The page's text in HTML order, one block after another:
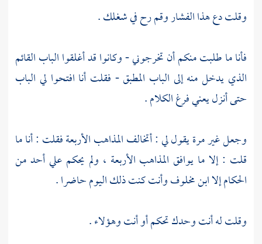
وقلت دع هذا الفشار وقم رح في شغلك .
فأنا ما طلبت منكم أن تخرجوني - وكانوا قد أغلقوا الباب القائم
الذي يدخل منه إلى الباب المطبق - فقلت أنا افتحوا لي الباب
حتى أنزل يعني فرغ الكلام .
وجعل غير مرة يقول لي : أتخالف المذاهب الأربعة فقلت : أنا ما
قلت : إلا ما يوافق المذاهب الأربعة ، ولم يحكم علي أحد من
الحكام إلاابن مخلوفوأنت كنت ذلك اليوم حاضرا .
وقلت له أنت وحدك تحكم أو أنت وهؤلاء .